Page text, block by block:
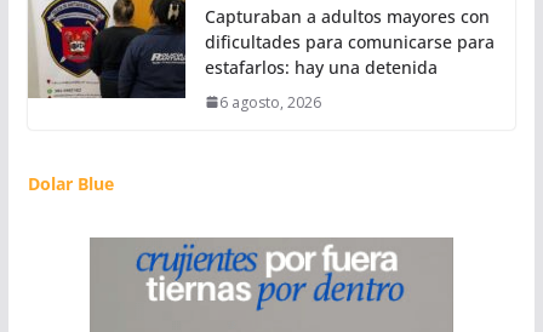
Capturaban a adultos mayores con
dificultades para comunicarse para
estafarlos: hay una detenida
6 agosto, 2026
Dolar Blue